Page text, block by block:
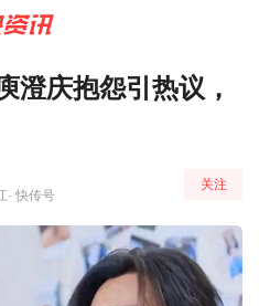
澄庆抱怨引热议，
· 快传号
关注